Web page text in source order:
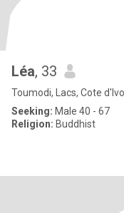
Léa, 33
Toumodi, Lacs, Cote
Seeking: Male 40 - 67
Religion: Buddhist